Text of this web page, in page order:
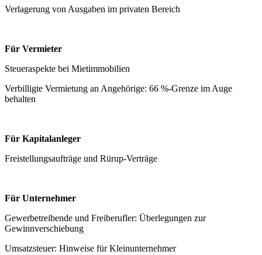
Verlagerung von Ausgaben im privaten Bereich
Für Vermieter
Steueraspekte bei Mietimmobilien
Verbilligte Vermietung an Angehörige: 66 %-Grenze im Auge
behalten
Für Kapitalanleger
Freistellungsaufträge und Rürup-Verträge
Für Unternehmer
Gewerbetreibende und Freiberufler: Überlegungen zur
Gewinnverschiebung
Umsatzsteuer: Hinweise für Kleinunternehmer